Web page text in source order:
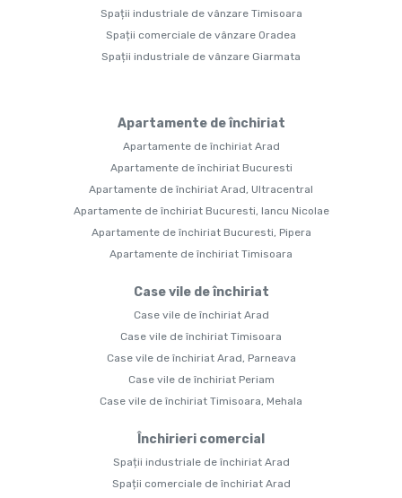
Spații industriale de vânzare Timisoara
Spații comerciale de vânzare Oradea
Spații industriale de vânzare Giarmata
Apartamente de închiriat
Apartamente de închiriat Arad
Apartamente de închiriat Bucuresti
Apartamente de închiriat Arad, Ultracentral
Apartamente de închiriat Bucuresti, Iancu Nicolae
Apartamente de închiriat Bucuresti, Pipera
Apartamente de închiriat Timisoara
Case vile de închiriat
Case vile de închiriat Arad
Case vile de închiriat Timisoara
Case vile de închiriat Arad, Parneava
Case vile de închiriat Periam
Case vile de închiriat Timisoara, Mehala
Închirieri comercial
Spații industriale de închiriat Arad
Spații comerciale de închiriat Arad